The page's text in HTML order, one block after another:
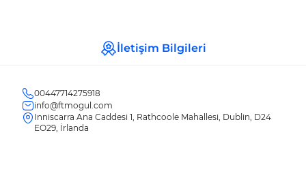
İletişim Bilgileri
00447714275918
info@ftmogul.com
Inniscarra Ana Caddesi 1, Rathcoole Mahallesi, Dublin, D24
EO29, İrlanda